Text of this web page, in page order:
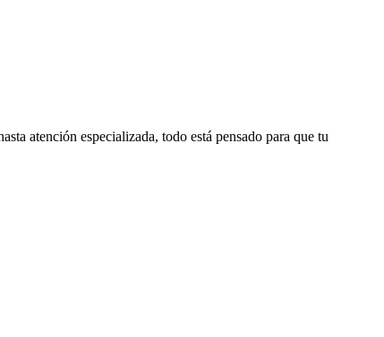
atención especializada, todo está pensado para que tu